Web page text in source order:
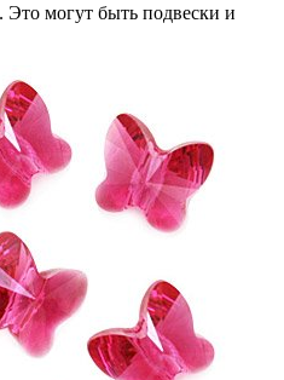
могут быть подвески и